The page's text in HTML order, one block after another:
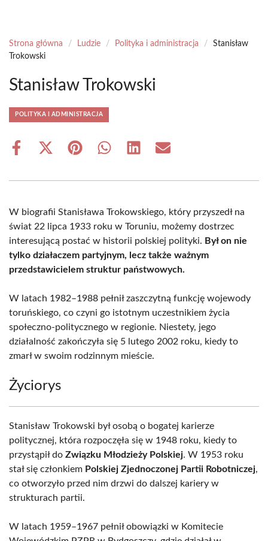
Strona główna / Ludzie / Polityka i administracja /
Stanisław
Trokowski
Stanisław Trokowski
POLITYKA I ADMINISTRACJA
Share
Share
(Twitter)
Share Share Share Share
W biografii Stanisława Trokowskiego, który przyszedł na
świat 22 lipca 1933 roku w Toruniu, możemy dostrzec
interesującą postać w historii polskiej polityki. Był on nie
tylko działaczem partyjnym, lecz także ważnym
przedstawicielem struktur państwowych.
W latach 1982–1988 pełnił zaszczytną funkcję wojewody
toruńskiego, co czyni go istotnym uczestnikiem życia
społeczno-politycznego w regionie. Niestety, jego
działalność zakończyła się 5 lutego 2002 roku, kiedy to
zmarł w swoim rodzinnym mieście.
Życiorys
Stanisław Trokowski był osobą o bogatej karierze
politycznej, która rozpoczęła się w 1948 roku, kiedy to
przystąpił do Związku Młodzieży Polskiej. W 1953 roku
stał się członkiem Polskiej Zjednoczonej Partii Robotniczej,
co otworzyło przed nim drzwi do dalszej kariery w
strukturach partii.
W latach 1959–1967 pełnił obowiązki w Komitecie